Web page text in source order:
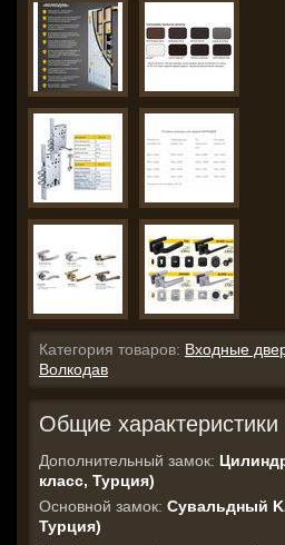
Категория товаров: Входные
Волкодав
Общие характеристики
Дополнительный замок:
класс, Турция)
Основной замок: Сувальдный
Турция)